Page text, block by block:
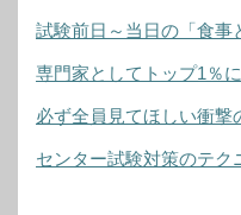
試験前日～当日の「食事
専門家としてトップ1％
必ず全員見てほしい衝撃
センター試験対策のテク